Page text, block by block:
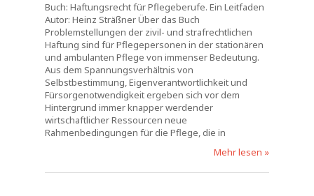
Buch: Haftungsrecht für Pflegeberufe. Ein Leitfaden
Autor: Heinz Sträßner Über das Buch
Problemstellungen der zivil- und strafrechtlichen
Haftung sind für Pflegepersonen in der stationären
und ambulanten Pflege von immenser Bedeutung.
Aus dem Spannungsverhältnis von
Selbstbestimmung, Eigenverantwortlichkeit und
Fürsorgenotwendigkeit ergeben sich vor dem
Hintergrund immer knapper werdender
wirtschaftlicher Ressourcen neue
Rahmenbedingungen für die Pflege, die in
Mehr lesen »